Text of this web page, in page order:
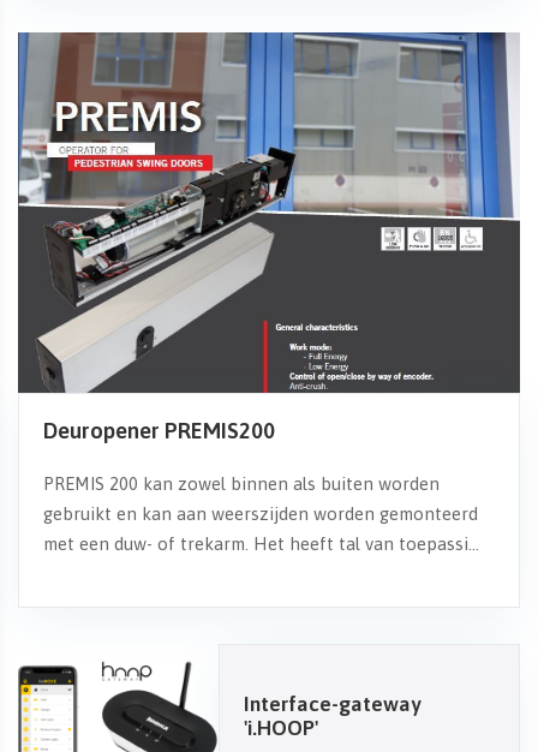
Deuropener PREMIS200
PREMIS 200 kan zowel binnen als buiten worden
gebruikt en kan aan weerszijden worden gemonteerd
met een duw- of trekarm. Het heeft tal van toepassi...
Interface-gateway
'i.HOOP'